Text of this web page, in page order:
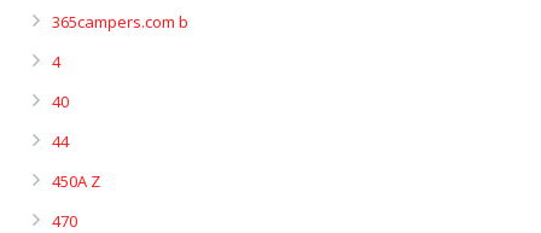
365campers.com b
4
40
44
450A Z
470